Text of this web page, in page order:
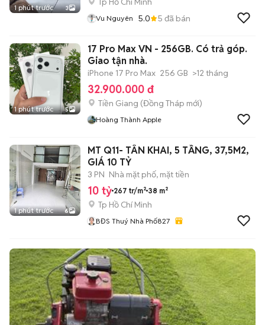
1 phút trước 3
Vu Nguyên 5.0 5 đã bán
1 phút trước 5
17 Pro Max VN - 256GB. Có trả góp.
Giao tận nhà.
iPhone 17 Pro Max 256 GB >12 tháng
32.900.000 đ
Tiền Giang (Đồng Tháp mới)
Hoàng Thành Apple
1 phút trước 6
MT Q11- TÂN KHAI, 5 TẦNG, 37,5M2,
GIÁ 10 TỶ
3 PN Nhà mặt phố, mặt tiền
10 tỷ 267 tr/m² 38 m²
Tp Hồ Chí Minh
BĐS Thuý Nhà Phố827